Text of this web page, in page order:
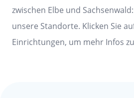
zwischen Elbe und
unsere Standorte. Klicken Sie
Einrichtungen, um mehr Infos